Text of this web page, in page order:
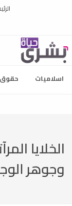
اسلاميات حقوق
الخلايا
وجوهر